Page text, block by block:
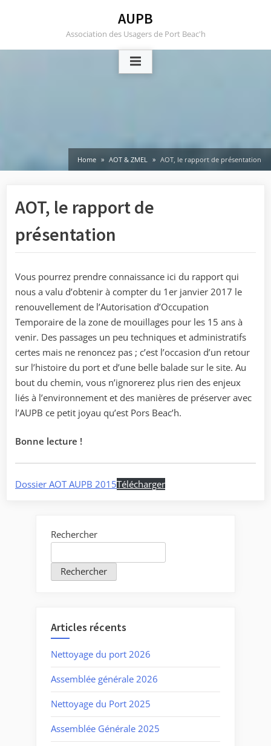
AUPB
Association des Usagers de Port Beac'h
Home AOT & ZMEL AOT, le rapport de présentation
AOT, le rapport de
présentation
Vous pourrez prendre connaissance ici du rapport qui
nous a valu d’obtenir à compter du 1er janvier 2017 le
renouvellement de l’Autorisation d’Occupation
Temporaire de la zone de mouillages pour les 15 ans à
venir. Des passages un peu techniques et administratifs
certes mais ne renoncez pas ; c’est l’occasion d’un retour
sur l’histoire du port et d’une belle balade sur le site. Au
bout du chemin, vous n’ignorerez plus rien des enjeux
liés à l’environnement et des manières de préserver avec
l’AUPB ce petit joyau qu’est Pors Beac’h.
Bonne lecture !
Dossier AOT AUPB 2015Télécharger
Rechercher
Rechercher
Articles récents
Nettoyage du port 2026
Assemblée générale 2026
Nettoyage du Port 2025
Assemblée Générale 2025